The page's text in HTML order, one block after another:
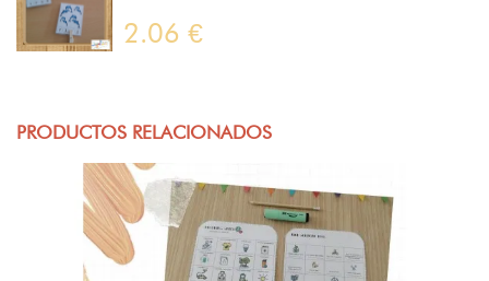
2.06 €
PRODUCTOS RELACIONADOS